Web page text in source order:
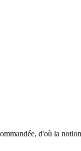
d'où la